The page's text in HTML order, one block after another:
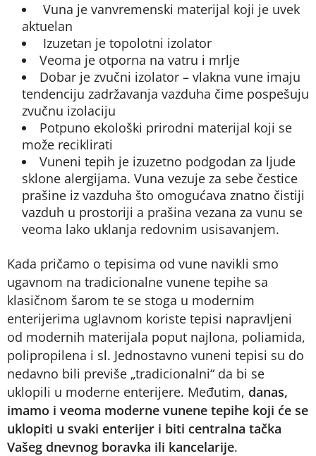
Vuna je vanvremenski materijal koji je uvek
aktuelan
Izuzetan je topolotni izolator
Veoma je otporna na vatru i mrlje
Dobar je zvučni izolator – vlakna vune imaju
tendenciju zadržavanja vazduha čime pospešuju
zvučnu izolaciju
Potpuno ekološki prirodni materijal koji se
može reciklirati
Vuneni tepih je izuzetno podgodan za ljude
sklone alergijama. Vuna vezuje za sebe čestice
prašine iz vazduha što omogućava znatno čistiji
vazduh u prostoriji a prašina vezana za vunu se
veoma lako uklanja redovnim usisavanjem.
Kada pričamo o tepisima od vune navikli smo
ugavnom na tradicionalne vunene tepihe sa
klasičnom šarom te se stoga u modernim
enterijerima uglavnom koriste tepisi napravljeni
od modernih materijala poput najlona, poliamida,
polipropilena i sl. Jednostavno vuneni tepisi su do
nedavno bili previše „tradicionalni“ da bi se
uklopili u moderne enterijere. Međutim, danas,
imamo i veoma moderne vunene tepihe koji će se
uklopiti u svaki enterijer i biti centralna tačka
Vašeg dnevnog boravka ili kancelarije.